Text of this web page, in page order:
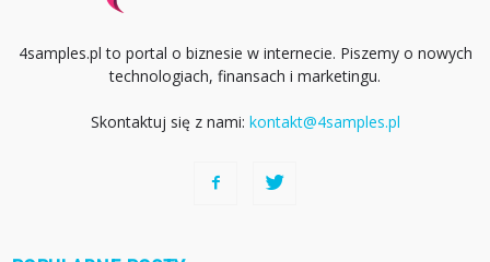
4samples.pl to portal o biznesie w internecie. Piszemy o nowych
technologiach, finansach i marketingu.
Skontaktuj się z nami: kontakt@4samples.pl